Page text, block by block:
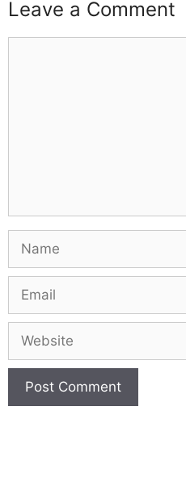
Leave a Comment